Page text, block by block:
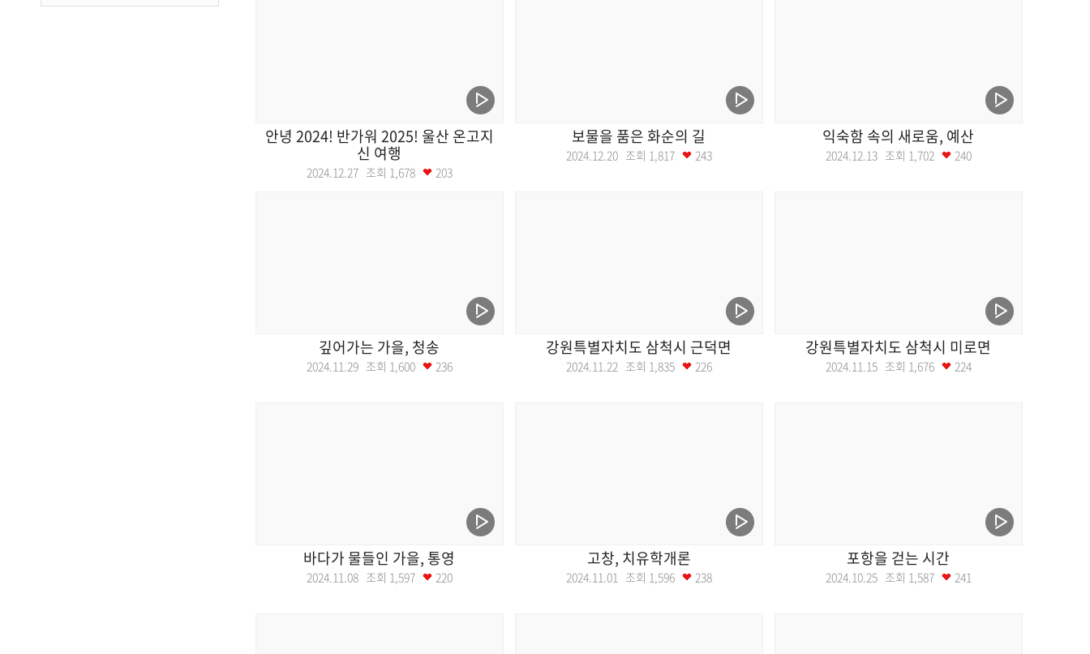
안녕 2024! 반가워 2025! 울산 온고지
신 여행
2024.12.27 조회 1,678 203
보물을 품은 화순의 길
2024.12.20 조회 1,817 243
익숙함 속의 새로움, 예산
2024.12.13 조회 1,702 240
깊어가는 가을, 청송
2024.11.29 조회 1,600 236
강원특별자치도 삼척시 근덕면
2024.11.22 조회 1,835 226
강원특별자치도 삼척시 미로면
2024.11.15 조회 1,676 224
바다가 물들인 가을, 통영
2024.11.08 조회 1,597 220
고창, 치유학개론
2024.11.01 조회 1,596 238
포항을 걷는 시간
2024.10.25 조회 1,587 241